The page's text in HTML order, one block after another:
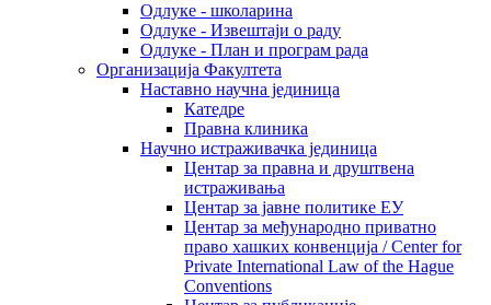
Одлуке - школарина
Одлуке - Извештаји о раду
Одлуке - План и програм рада
Организација Факултета
Наставно научна јединица
Катедре
Правна клиника
Научно истраживачка јединица
Центар за правна и друштвена
истраживања
Центар за јавне политике ЕУ
Центар за међународно приватно
право хашких конвенција / Center for
Private International Law of the Hague
Conventions